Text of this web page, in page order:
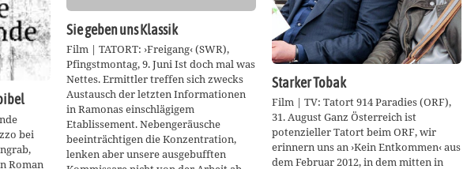
bei
Roman
Sie geben uns Klassik
Film | TATORT: ›Freigang‹ (SWR),
Pfingstmontag, 9. Juni Ist doch mal was
Nettes. Ermittler treffen sich zwecks
Austausch der letzten Informationen
in Ramonas einschlägigem
Etablissement. Nebengeräusche
beeinträchtigen die Konzentration,
lenken aber unsere ausgebufften
Starker Tobak
Film | TV: Tatort 914 Paradies (ORF),
31. August Ganz Österreich ist
potenzieller Tatort beim ORF, wir
erinnern uns an ›Kein Entkommen‹ aus
dem Februar 2012, in dem mitten in